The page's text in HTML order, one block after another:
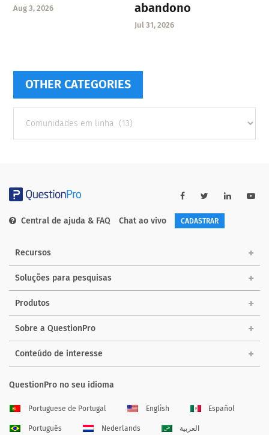
Aug 3, 2026
abandono
Jul 31, 2026
OTHER CATEGORIES
categories
Central de ajuda & FAQ Chat ao vivo CADASTRAR
Recursos
Soluções para pesquisas
Produtos
Sobre a QuestionPro
Conteúdo de interesse
QuestionPro no seu idioma
Portuguese de Portugal English Español
Português Nederlands العربية